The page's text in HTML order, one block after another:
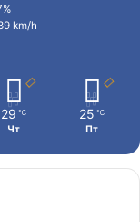
km/h
29 ℃
Чт
25 ℃
Пт